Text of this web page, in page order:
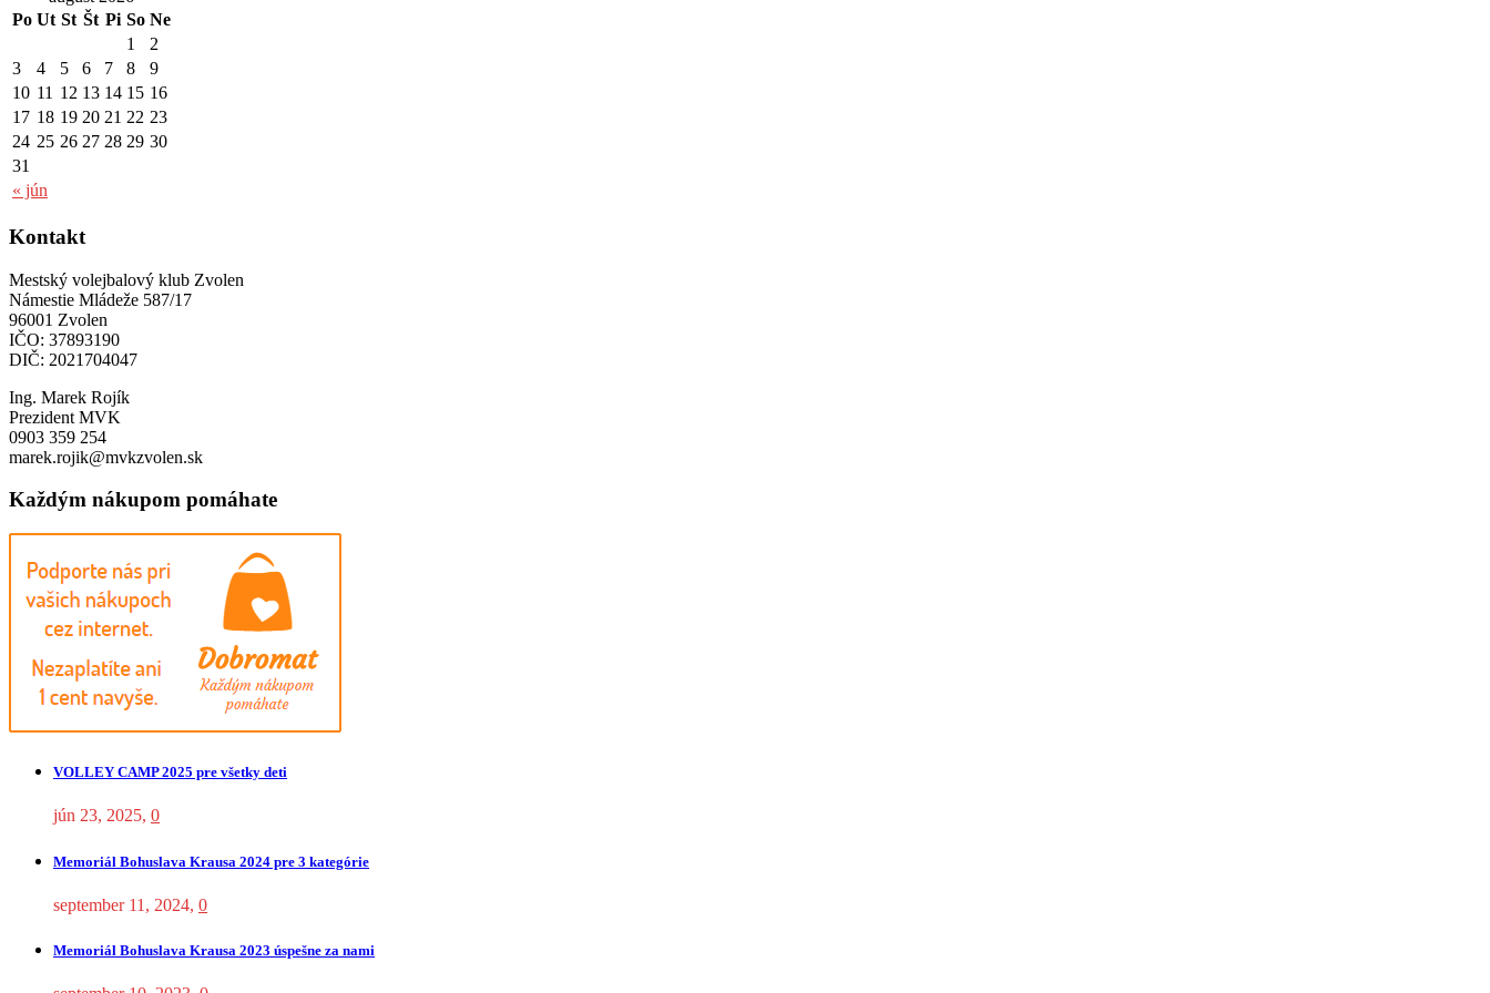
Po Ut St Št Pi So Ne
« jún
1
2
3
4 5 6 7 8
9
10 11 12 13 14 15 16
17 18 19 20 21 22 23
24 25 26 27 28 29 30
31
Kontakt
Mestský volejbalový klub Zvolen
Námestie Mládeže 587/17
96001 Zvolen
IČO: 37893190
DIČ: 2021704047
Ing. Marek Rojík
Prezident MVK
0903 359 254
marek.rojik@mvkzvolen.sk
Každým nákupom pomáhate
VOLLEY CAMP 2025 pre všetky deti
jún 23, 2025, 0
Memoriál Bohuslava Krausa 2024 pre 3 kategórie
september 11, 2024, 0
Memoriál Bohuslava Krausa 2023 úspešne za nami